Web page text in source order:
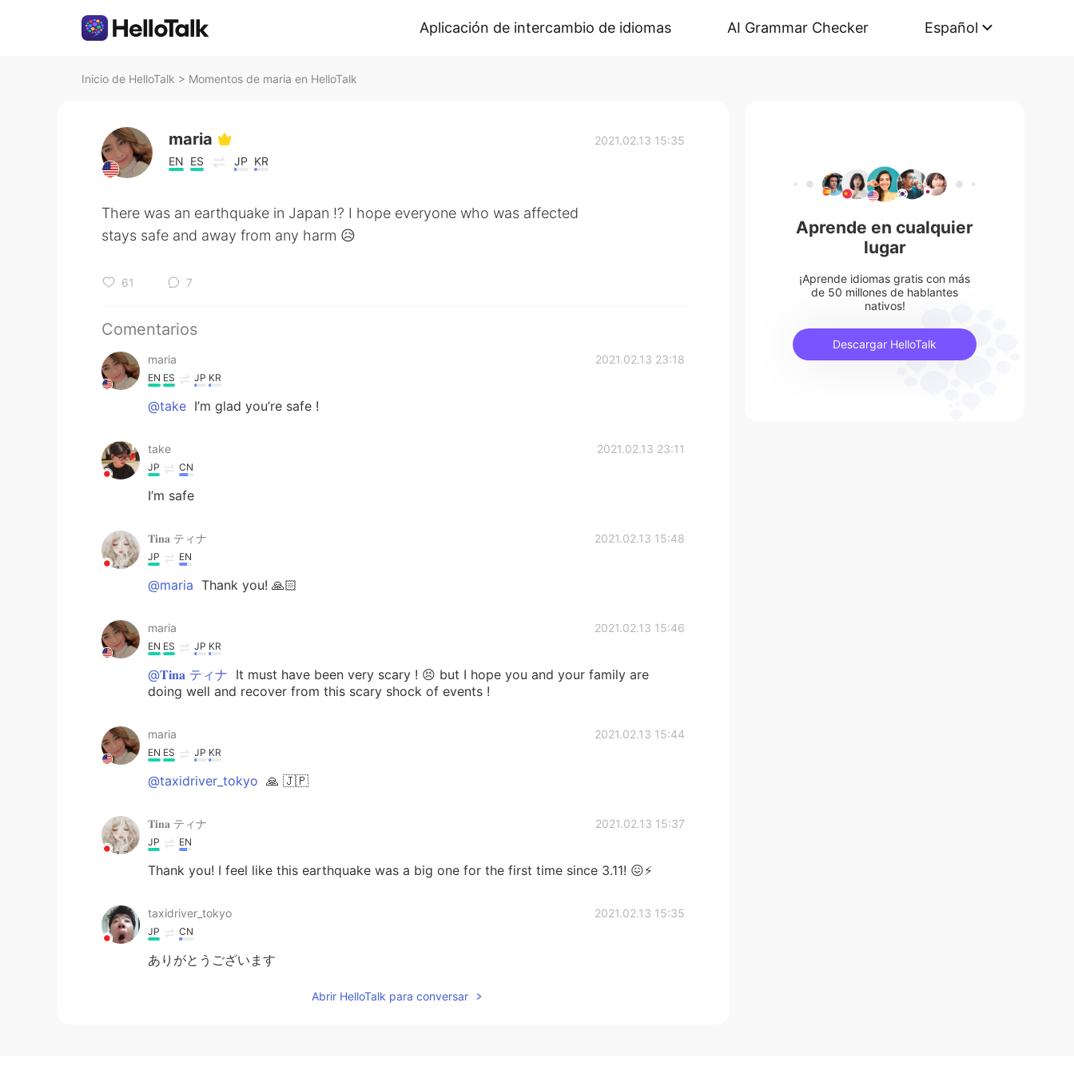
Aplicación de intercambio de idiomas AI Grammar Checker Español
Inicio de HelloTalk > Momentos de maria en HelloTalk
maria
EN ES JP KR
2021.02.13 15:35
There was an earthquake in Japan !? I hope everyone who was affected
stays safe and away from any harm 😥
61 7
Comentarios
maria 2021.02.13 23:18
EN ES JP KR
@take I’m glad you’re safe !
take 2021.02.13 23:11
JP CN
I’m safe
𝐓𝐢𝐧𝐚 ティナ 2021.02.13 15:48
JP EN
@maria Thank you! 🙏🏻
maria 2021.02.13 15:46
EN ES JP KR
@𝐓𝐢𝐧𝐚 ティナ It must have been very scary ! 😣 but I hope you and your family are
doing well and recover from this scary shock of events !
maria 2021.02.13 15:44
EN ES JP KR
@taxidriver_tokyo 🙏 🇯🇵
𝐓𝐢𝐧𝐚 ティナ 2021.02.13 15:37
JP EN
Thank you! I feel like this earthquake was a big one for the first time since 3.11! 😖⚡
taxidriver_tokyo 2021.02.13 15:35
JP CN
ありがとうございます
Abrir HelloTalk para conversar
Aprende en cualquier
lugar
¡Aprende idiomas gratis con más
de 50 millones de hablantes
nativos!
Descargar HelloTalk